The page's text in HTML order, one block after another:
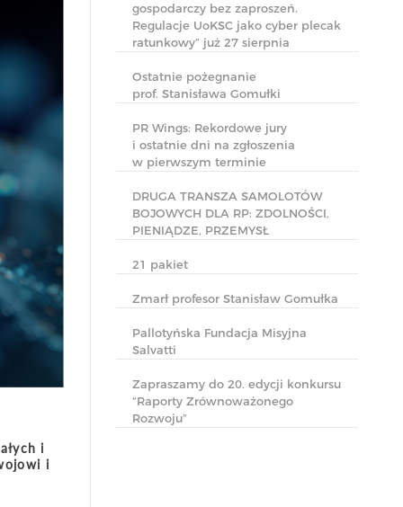
gospodarczy bez zaproszeń.
Regulacje UoKSC jako cyber plecak
ratunkowy” już 27 sierpnia
Ostatnie pożegnanie
prof. Stanisława Gomułki
PR Wings: Rekordowe jury
i ostatnie dni na zgłoszenia
w pierwszym terminie
DRUGA TRANSZA SAMOLOTÓW
BOJOWYCH DLA RP: ZDOLNOŚCI,
PIENIĄDZE, PRZEMYSŁ
21 pakiet
Zmarł profesor Stanisław Gomułka
Pallotyńska Fundacja Misyjna
Salvatti
Zapraszamy do 20. edycji konkursu
“Raporty Zrównoważonego
Rozwoju”
i
i